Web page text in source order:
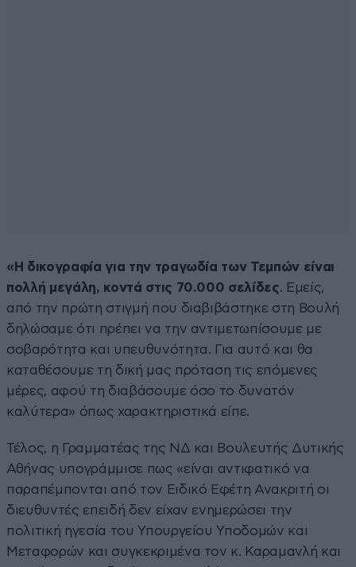
«Η δικογραφία για την τραγωδία των Τεμπών είναι
πολλή μεγάλη, κοντά στις 70.000 σελίδες. Εμείς,
από την πρώτη στιγμή που διαβιβάστηκε στη Βουλή
δηλώσαμε ότι πρέπει να την αντιμετωπίσουμε με
σοβαρότητα και υπευθυνότητα. Για αυτό και θα
καταθέσουμε τη δική μας πρόταση τις επόμενες
μέρες, αφού τη διαβάσουμε όσο το δυνατόν
καλύτερα» όπως χαρακτηριστικά είπε.
Τέλος, η Γραμματέας της ΝΔ και Βουλευτής Δυτικής
Αθήνας υπογράμμισε πως «είναι αντιφατικό να
παραπέμπονται από τον Ειδικό Εφέτη Ανακριτή οι
διευθυντές επειδή δεν είχαν ενημερώσει την
πολιτική ηγεσία του Υπουργείου Υποδομών και
Μεταφορών και συγκεκριμένα τον κ. Καραμανλή και